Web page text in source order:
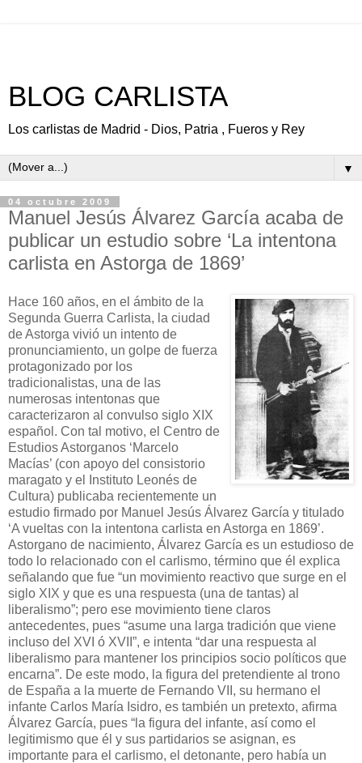
BLOG CARLISTA
Los carlistas de Madrid - Dios, Patria , Fueros y Rey
▼
04 octubre 2009
Manuel Jesús Álvarez García acaba de
publicar un estudio sobre ‘La intentona
carlista en Astorga de 1869’
Hace 160 años, en el ámbito de la
Segunda Guerra Carlista, la ciudad
de Astorga vivió un intento de
pronunciamiento, un golpe de fuerza
protagonizado por los
tradicionalistas, una de las
numerosas intentonas que
caracterizaron al convulso siglo XIX
español. Con tal motivo, el Centro de
Estudios Astorganos ‘Marcelo
Macías’ (con apoyo del consistorio
maragato y el Instituto Leonés de
Cultura) publicaba recientemente un
estudio firmado por Manuel Jesús Álvarez García y titulado
‘A vueltas con la intentona carlista en Astorga en 1869’.
Astorgano de nacimiento, Álvarez García es un estudioso de
todo lo relacionado con el carlismo, término que él explica
señalando que fue “un movimiento reactivo que surge en el
siglo XIX y que es una respuesta (una de tantas) al
liberalismo”; pero ese movimiento tiene claros
antecedentes, pues “asume una larga tradición que viene
incluso del XVI ó XVII”, e intenta “dar una respuesta al
liberalismo para mantener los principios socio políticos que
encarna”. De este modo, la figura del pretendiente al trono
de España a la muerte de Fernando VII, su hermano el
infante Carlos María Isidro, es también un pretexto, afirma
Álvarez García, pues “la figura del infante, así como el
legitimismo que él y sus partidarios se asignan, es
importante para el carlismo, el detonante, pero había un